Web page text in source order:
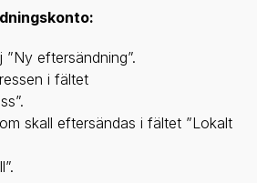
eftersändning”.
i fältet
skall eftersändas i fältet ”Lokalt